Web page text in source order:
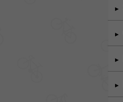
►
►
►
►